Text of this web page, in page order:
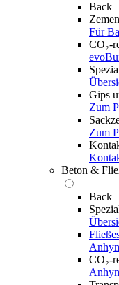
Back
Für
CO₂-
Gips
Zum
Zum
Beton &
Back
CO₂-